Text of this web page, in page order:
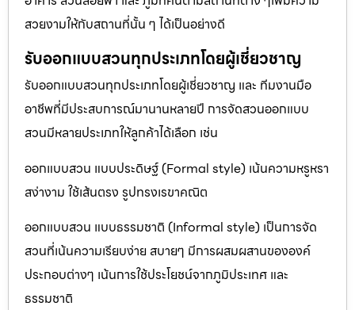
สวยงามให้กับสถานที่นั้น ๆ ได้เป็นอย่างดี
รับออกแบบสวนทุกประเภทโดยผู้เชี่ยวชาญ
รับออกแบบสวนทุกประเภทโดยผู้เชี่ยวชาญ และ ทีมงานมือ
อาชีพที่มีประสบการณ์มานานหลายปี การจัดสวนออกแบบ
สวนมีหลายประเภทให้ลูกค้าได้เลือก เช่น
ออกแบบสวน แบบประดิษฐ์ (Formal style) เน้นความหรูหรา
สง่างาม ใช้เส้นตรง รูปทรงเรขาคณิต
ออกแบบสวน แบบธรรมชาติ (Informal style) เป็นการจัด
สวนที่เน้นความเรียบง่าย สบายๆ มีการผสมผสานขององค์
ประกอบต่างๆ เน้นการใช้ประโยชน์จากภูมิประเทศ และ
ธรรมชาติ